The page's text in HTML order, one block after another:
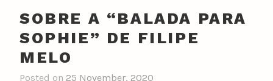
SOBRE A “BALADA PARA
SOPHIE” DE FILIPE
MELO
Posted on 25 November, 2020